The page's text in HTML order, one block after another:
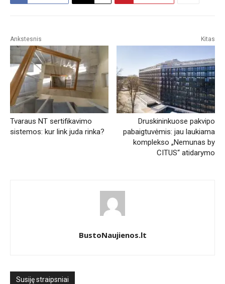
Ankstesnis
Tvaraus NT sertifikavimo
sistemos: kur link juda rinka?
Kitas
Druskininkuose pakvipo
pabaigtuvėmis: jau laukiama
komplekso „Nemunas by
CITUS“ atidarymo
BustoNaujienos.lt
Susiję straipsniai